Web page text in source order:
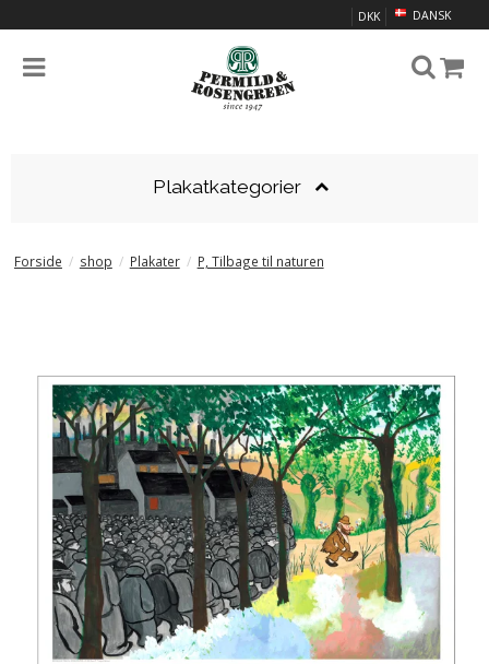
DANSK
DKK
Plakatkategorier
Forside / shop / Plakater / P, Tilbage til naturen